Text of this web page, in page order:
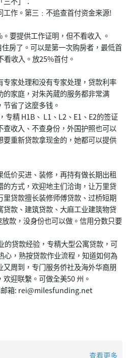
作。第三﹕不追查首付资金来源!
要提供工作证明，但不看收入 。
房了。可以是第一次购房者，最低首
收入。放25%首付。
家处理和没有专家处理，贷款利率
家庭，对朱芮葳的服务都非常满
省了这麼多钱。
专精 H1B、 L1、L2、E1、E2的签证
收入、不查身份，外国护照也可以
重新贷款拿现金的，她都可以提供
价买进、装修，再持有做长期出租
方式，欢迎地主们洽询，让万里贷
贷款擅长装修师傅贷款、过桥短期
款、建筑贷款、大麻工业建筑物贷
款，没身份也可以做。信用分数只要
的贷款经验，专精大型公寓贷款，可
心，熟按贷款作业流程，知道如何為
周到，专门服务侨社及海外华裔朋
迎联繫。可做全美50 州。
箱: rei@milesfunding.net
查看更多